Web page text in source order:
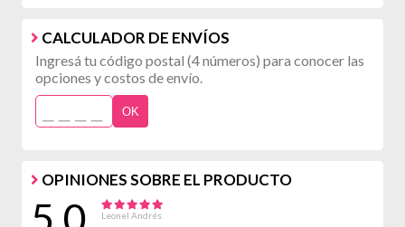
CALCULADOR DE ENVÍOS
Ingresá tu código postal (4 números) para conocer las
opciones y costos de envío.
OK
OPINIONES SOBRE EL PRODUCTO
Leonel Andrés